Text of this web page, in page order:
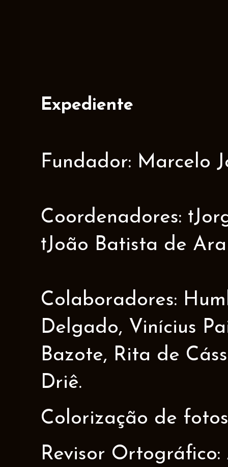
Expediente
Fundador: Marcelo
Coordenadores:
†João Batista de
Colaboradores:
Delgado, Vinícius
Bazote, Rita de
Driê.
Colorização de
Revisor Ortográfico: